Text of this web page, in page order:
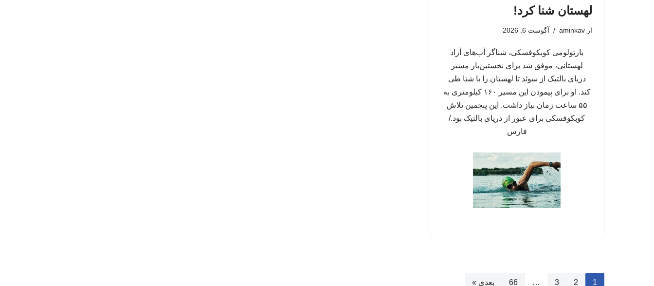
لهستان شنا کرد!
از aminkav آگوست 6, 2026
بارتولومی کوبکوفسکی، شناگر آب‌های آزاد
لهستانی، موفق شد برای نخستین‌بار مسیر
دریای بالتیک از سوئد تا لهستان را با شنا طی
کند. او برای پیمودن این مسیر ۱۶۰ کیلومتری به
۵۵ ساعت زمان نیاز داشت. این پنجمین تلاش
کوبکوفسکی برای عبور از دریای بالتیک بود./
فارس
1
2
3
…
66 بعدی »